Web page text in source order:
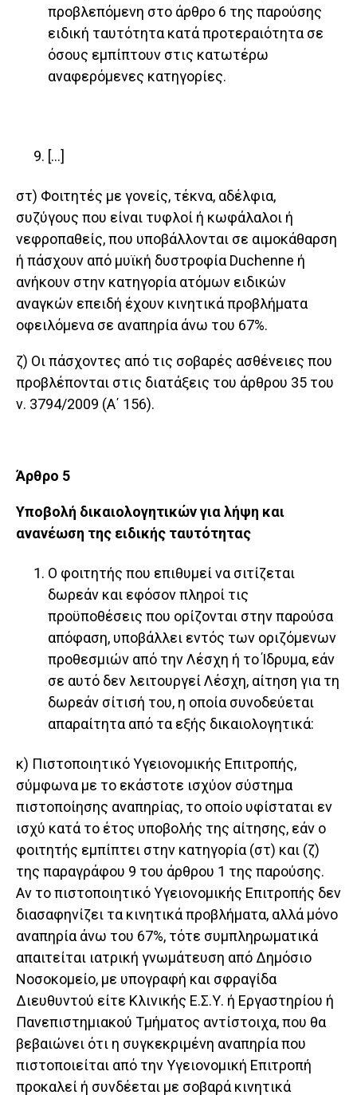
προβλεπόμενη στο άρθρο 6 της παρούσης
ειδική ταυτότητα κατά προτεραιότητα σε
όσους εμπίπτουν στις κατωτέρω
αναφερόμενες κατηγορίες.
[…]
στ) Φοιτητές με γονείς, τέκνα, αδέλφια,
συζύγους που είναι τυφλοί ή κωφάλαλοι ή
νεφροπαθείς, που υποβάλλονται σε αιμοκάθαρση
ή πάσχουν από μυϊκή δυστροφία Duchenne ή
ανήκουν στην κατηγορία ατόμων ειδικών
αναγκών επειδή έχουν κινητικά προβλήματα
οφειλόμενα σε αναπηρία άνω του 67%.
ζ) Οι πάσχοντες από τις σοβαρές ασθένειες που
προβλέπονται στις διατάξεις του άρθρου 35 του
ν. 3794/2009 (Α΄ 156).
Άρθρο 5
Υποβολή δικαιολογητικών για λήψη και
ανανέωση της ειδικής ταυτότητας
Ο φοιτητής που επιθυμεί να σιτίζεται
δωρεάν και εφόσον πληροί τις
προϋποθέσεις που ορίζονται στην παρούσα
απόφαση, υποβάλλει εντός των οριζόμενων
προθεσμιών από την Λέσχη ή το Ίδρυμα, εάν
σε αυτό δεν λειτουργεί Λέσχη, αίτηση για τη
δωρεάν σίτισή του, η οποία συνοδεύεται
απαραίτητα από τα εξής δικαιολογητικά:
κ) Πιστοποιητικό Υγειονομικής Επιτροπής,
σύμφωνα με το εκάστοτε ισχύον σύστημα
πιστοποίησης αναπηρίας, το οποίο υφίσταται εν
ισχύ κατά το έτος υποβολής της αίτησης, εάν ο
φοιτητής εμπίπτει στην κατηγορία (στ) και (ζ)
της παραγράφου 9 του άρθρου 1 της παρούσης.
Αν το πιστοποιητικό Υγειονομικής Επιτροπής δεν
διασαφηνίζει τα κινητικά προβλήματα, αλλά μόνο
αναπηρία άνω του 67%, τότε συμπληρωματικά
απαιτείται ιατρική γνωμάτευση από Δημόσιο
Νοσοκομείο, με υπογραφή και σφραγίδα
Διευθυντού είτε Κλινικής Ε.Σ.Υ. ή Εργαστηρίου ή
Πανεπιστημιακού Τμήματος αντίστοιχα, που θα
βε­βαιώνει ότι η συγκεκριμένη αναπηρία που
πιστοποιείται από την Υγειονομική Επιτροπή
προκαλεί ή συνδέεται με σοβαρά κινητικά